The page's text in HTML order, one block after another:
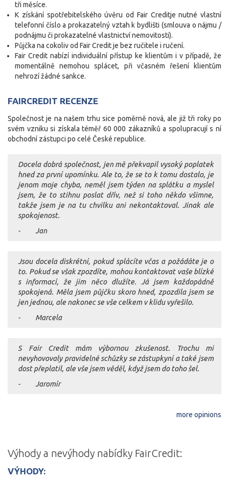
tři měsíce.
K získání spotřebitelského úvěru od Fair Creditje nutné vlastní
telefonní číslo a prokazatelný vztah k bydlišti (smlouva o nájmu /
podnájmu či prokazatelné vlastnictví nemovitosti).
Půjčka na cokoliv od Fair Credit je bez ručitele i ručení.
Fair Credit nabízí individuální přístup ke klientům i v případě, že
momentálně nemohou splácet, při včasném řešení klientům
nehrozí žádné sankce.
FAIRCREDIT RECENZE
Společnost je na našem trhu sice poměrně nová, ale již tři roky po
svém vzniku si získala téměř 60 000 zákazníků a spolupracují s ní
obchodní zástupci po celé České republice.
Docela dobrá společnost, jen mě překvapil vysoký poplatek
hned za první upomínku. Ale to, že se to k tomu dostalo, je
jenom moje chyba, neměl jsem týden na splátku a myslel
jsem, že to stihnu poslat dřív, než si toho někdo všimne,
takže jsem je na tu chvilku ani nekontaktoval. Jinak ale
spokojenost.
- Jan
Jsou docela diskrétní, pokud splácíte včas a požádáte je o
to. Pokud se však zpozdíte, mohou kontaktovat vaše blízké
s informací, že jim něco dlužíte. Já jsem každopádně
spokojená. Měla jsem půjčku skoro hned, zpozdila jsem se
jen jednou, ale nakonec se vše celkem v klidu vyřešilo.
- Marcela
S Fair Credit mám výbornou zkušenost. Trochu mi
nevyhovovaly pravidelné schůzky se zástupkyní a také jsem
dost přeplatil, ale vše jsem věděl, když jsem do toho šel.
- Jaromír
more opinions
Výhody a nevýhody nabídky FairCredit:
VÝHODY: